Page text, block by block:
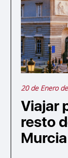
20 de Enero
Viajar
resto
Murcia